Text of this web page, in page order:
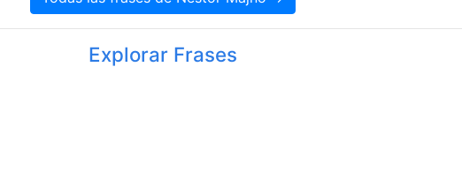
Explorar Frases